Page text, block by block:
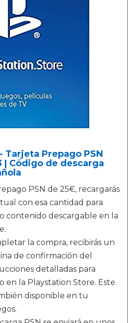
Tarjeta Prepago PSN
| Código de descarga
PSN de 25€, recargarás
con esa cantidad para
contenido descargable en la
la compra, recibirás un
de confirmación del
detalladas para
en la Playstation Store. Este
disponible en tu